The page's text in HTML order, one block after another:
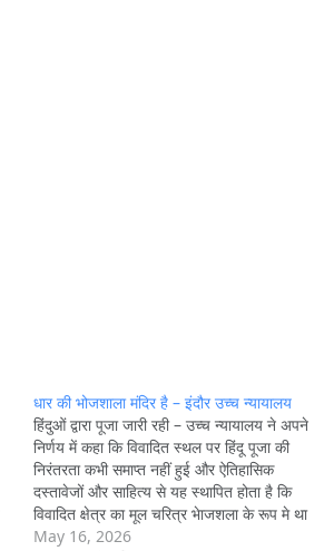
धार की भोजशाला मंदिर है – इंदौर उच्च न्यायालय
हिंदुओं द्वारा पूजा जारी रही – उच्च न्यायालय ने अपने
निर्णय में कहा कि विवादित स्थल पर हिंदू पूजा की
निरंतरता कभी समाप्त नहीं हुई और ऐतिहासिक
दस्तावेजों और साहित्य से यह स्थापित होता है कि
विवादित क्षेत्र का मूल चरित्र भेाजशला के रूप मे था
जो परमार वंश के…
May 16, 2026